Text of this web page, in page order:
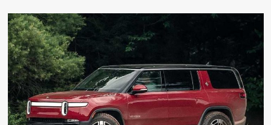
2
BST
Edition
270
–
Спортивный
электроседан
от
Polestar